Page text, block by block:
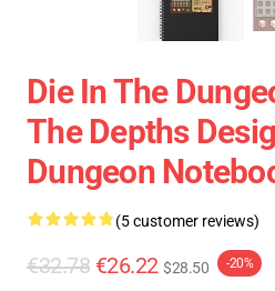
Die In The
The Depths
Dungeon
(5 customer reviews)
€32.78 €26.22 $28.50 -20%